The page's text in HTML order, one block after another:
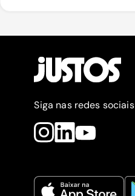
Siga nas redes sociais